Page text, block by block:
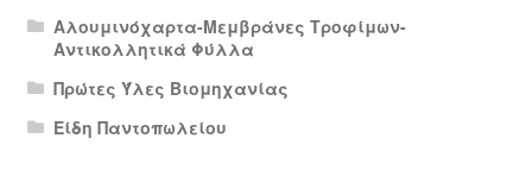
Αλουμινόχαρτα-Μεμβράνες Τροφίμων-
Αντικολλητικά Φύλλα
Πρώτες Ύλες Βιομηχανίας
Είδη Παντοπωλείου